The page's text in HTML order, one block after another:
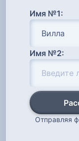
Имя №1:
Имя №2:
Отправляя